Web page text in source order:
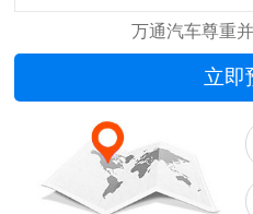
万通汽车尊重